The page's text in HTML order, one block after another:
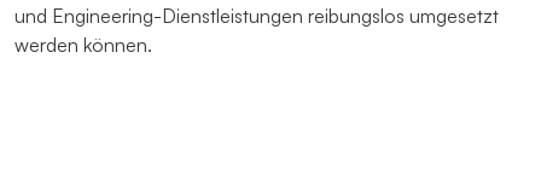
und Engineering-Dienstleistungen reibungslos umgesetzt
werden können.